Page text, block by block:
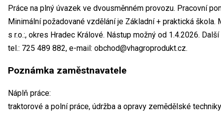
Práce na plný úvazek ve dvousměnném provozu. Pracovní
Minimální požadované vzdělání je Základní + praktická
s r.o.:, okres Hradec Králové. Nástup možný od 1.4.2026.
tel.: 725 489 882, e-mail: obchod@vhagroprodukt.cz.
Poznámka zaměstnavatele
Náplň práce:
traktorové a polní práce, údržba a opravy zemědělské